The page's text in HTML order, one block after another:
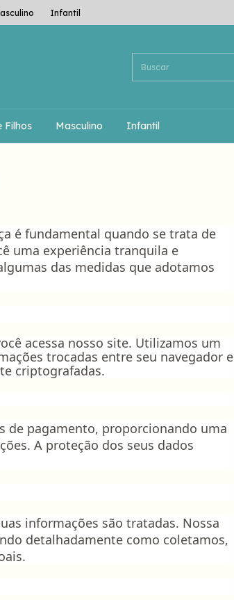
Infantil
Filhos Masculino Infantil
é fundamental quando se trata de
uma experiência tranquila e
das medidas que adotamos
acessa nosso site. Utilizamos um
trocadas entre seu navegador e
criptografadas.
de pagamento, proporcionando uma
A proteção dos seus dados
informações são tratadas. Nossa
detalhadamente como coletamos,